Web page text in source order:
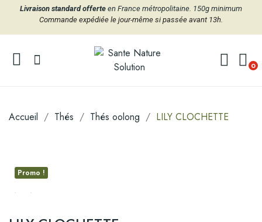
Livraison standard offerte en France métropolitaine. 150g minimum
Commande expédiée le jour-même si passée avant 13h.
0
Accueil Thés Thés oolong LILY CLOCHETTE
Promo !